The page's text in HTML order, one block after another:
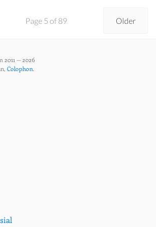
Older
Page 5 of 89
2011 — 2026
Colophon.